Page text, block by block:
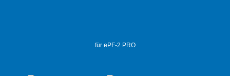
für ePF-2 PRO